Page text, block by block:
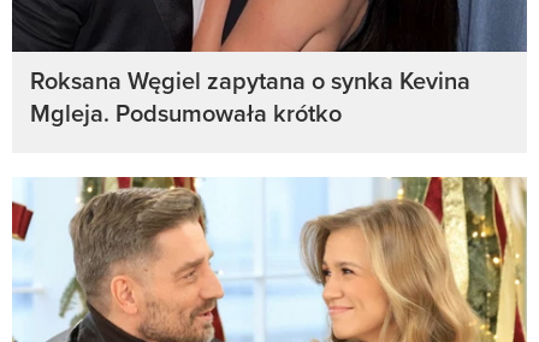
Roksana Węgiel zapytana o synka Kevina
Mgleja. Podsumowała krótko